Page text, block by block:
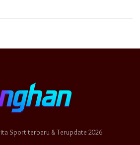
Sport terbaru & Terupdate 2026